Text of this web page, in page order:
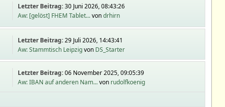
Letzter Beitrag:30 Juni 2026, 08:43:26
Aw: [gelöst] FHEM Tablet...vondrhirn
Letzter Beitrag:29 Juli 2026, 14:43:41
Aw: Stammtisch Leipzigvon DS_Starter
Letzter Beitrag:06 November 2025, 09:05:39
Aw: IBAN auf anderen Nam...von rudolfkoenig